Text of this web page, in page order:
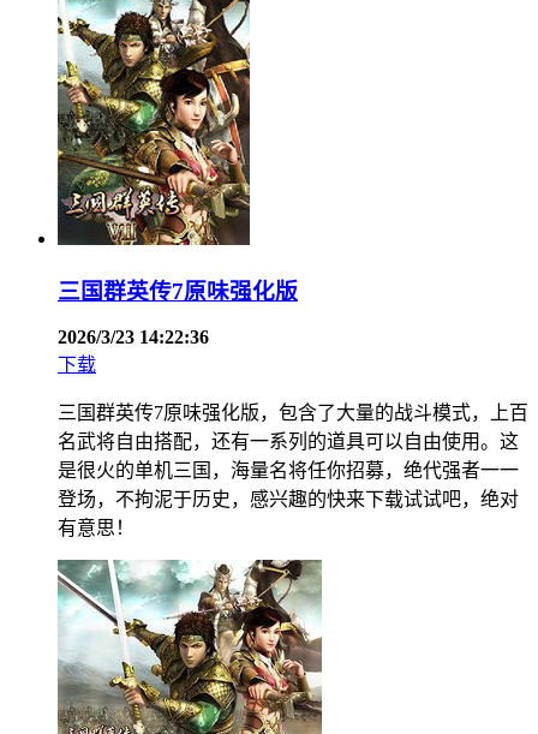
三国群英传7原味强化版
2026/3/23 14:22:36
下载
三国群英传7原味强化版，包含了大量的战斗模式，上百
名武将自由搭配，还有一系列的道具可以自由使用。这
是很火的单机三国，海量名将任你招募，绝代强者一一
登场，不拘泥于历史，感兴趣的快来下载试试吧，绝对
有意思！